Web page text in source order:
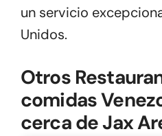
un servicio
Unidos.
Otros
comidas
cerca de Jax